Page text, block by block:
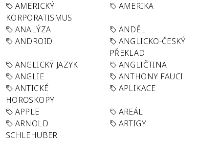
AMERICKÝ
KORPORATISMUS
AMERIKA
ANALÝZA
ANDĚL
ANDROID
ANGLICKO-ČESKÝ
PŘEKLAD
ANGLICKÝ JAZYK
ANGLIČTINA
ANGLIE
ANTHONY FAUCI
ANTICKÉ
HOROSKOPY
APLIKACE
APPLE
AREÁL
ARNOLD
SCHLEHUBER
ARTIGY